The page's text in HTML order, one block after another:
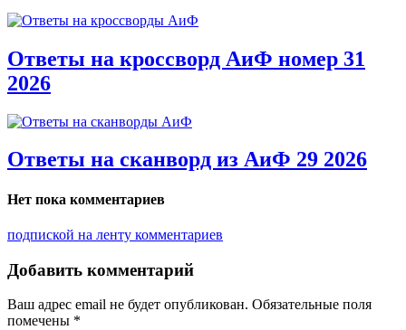
Ответы на кроссворд АиФ номер 31
2026
Ответы на сканворд из АиФ 29 2026
Нет пока комментариев
подпиской на ленту комментариев
Добавить комментарий
Ваш адрес email не будет опубликован. Обязательные поля
помечены *